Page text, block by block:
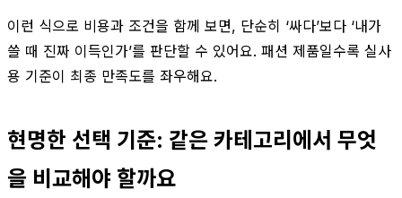
이런 식으로 비용과 조건을 함께 보면, 단순히 ‘싸다’보다 ‘내가
쓸 때 진짜 이득인가’를 판단할 수 있어요. 패션 제품일수록 실사
용 기준이 최종 만족도를 좌우해요.
현명한 선택 기준: 같은 카테고리에서 무엇
을 비교해야 할까요